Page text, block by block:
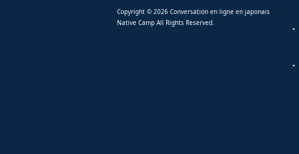
Copyright © 2026 Conversation en ligne en japonais
Native Camp All Rights Reserved.